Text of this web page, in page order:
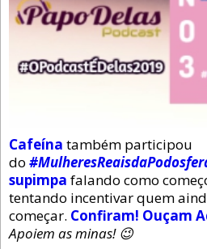
Cafeína também participou
do
supimpa falando como
tentando incentivar quem
começar. Confiram! Ouçam
Apoiem as minas! 😉